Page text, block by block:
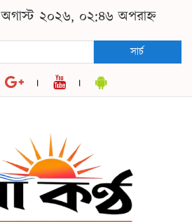
২০২৬, ০২:৪৬ অপরাহ্ন
সার্চ